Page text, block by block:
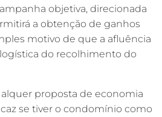
objetiva, direcionada
a obtenção de ganhos
motivo de que a afluência
do recolhimento do
proposta de economia
se tiver o condomínio como